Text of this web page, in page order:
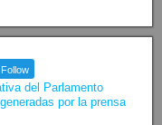
Follow
del Parlamento
por la prensa